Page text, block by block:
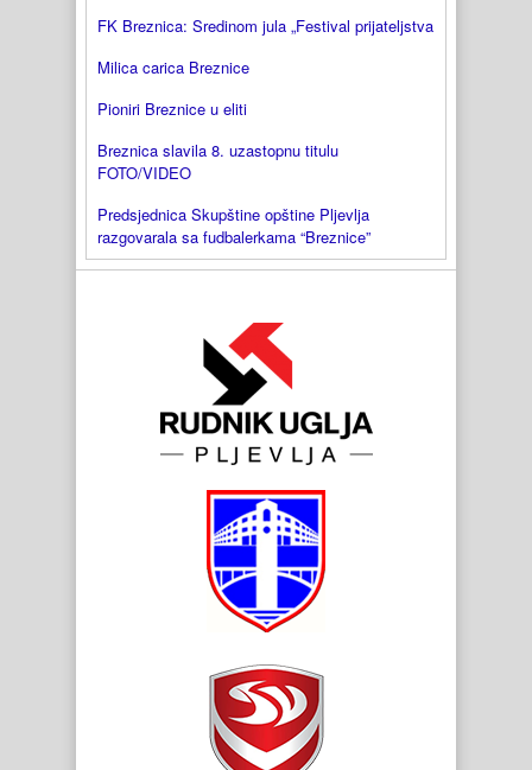
FK Breznica: Sredinom jula „Festival prijateljstva
Milica carica Breznice
Pioniri Breznice u eliti
Breznica slavila 8. uzastopnu titulu
FOTO/VIDEO
Predsjednica Skupštine opštine Pljevlja
razgovarala sa fudbalerkama “Breznice”